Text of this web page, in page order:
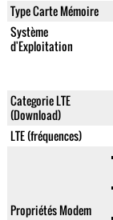
Type Carte Mémoire
Système
d'Exploitation
Categorie LTE
(Download)
LTE (fréquences)
Propriétés Modem